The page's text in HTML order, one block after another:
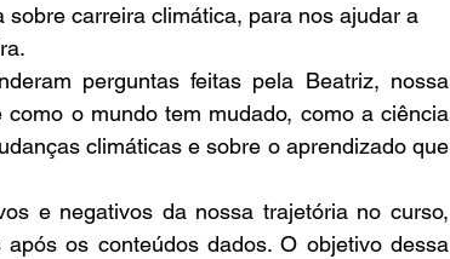
carreira climática, para nos ajudar a
perguntas feitas pela Beatriz, nossa
o mundo tem mudado, como a ciência
climáticas e sobre o aprendizado que
e negativos da nossa trajetória no curso,
os conteúdos dados. O objetivo dessa